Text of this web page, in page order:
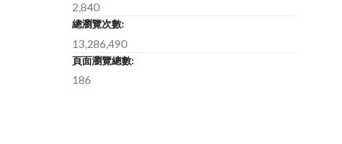
2,840
總瀏覽次數:
13,286,490
頁面瀏覽總數:
186